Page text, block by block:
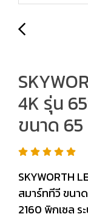
4K รุ่น
ขนาด
SKYWORTH
สมาร์ททีวี ขนา
2160 พิกเซล